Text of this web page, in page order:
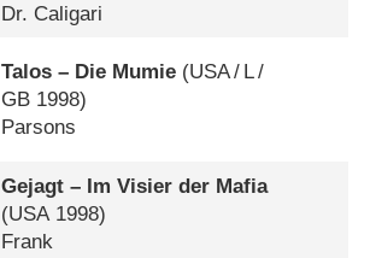
Dr. Caligari
Talos – Die Mumie (USA/ L/
GB 1998)
Parsons
Gejagt – Im Visier der Mafia
(USA 1998)
Frank